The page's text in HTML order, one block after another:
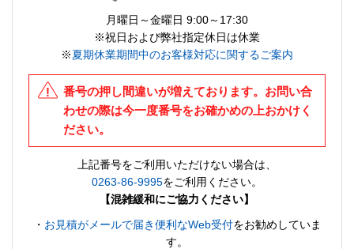
月曜日～金曜日 9:00～17:30
※祝日および弊社指定休日は休業
※夏期休業期間中のお客様対応に関するご案内
番号の押し間違いが増えております。お問い合
わせの際は今一度番号をお確かめの上おかけく
ださい。
上記番号をご利用いただけない場合は、
0263-86-9995をご利用ください。
【混雑緩和にご協力ください】
・ お見積がメールで届き便利なWeb受付をお勧めしていま
す。